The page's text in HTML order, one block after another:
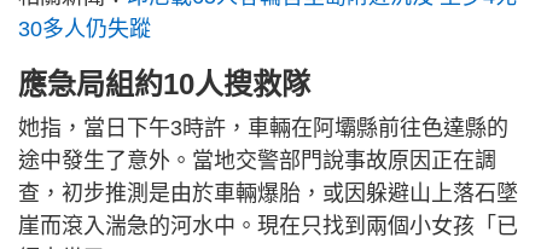
30多人仍失蹤
應急局組約10人搜救隊
她指，當日下午3時許，車輛在阿壩縣前往色達縣的
途中發生了意外。當地交警部門說事故原因正在調
查，初步推測是由於車輛爆胎，或因躲避山上落石墜
崖而滾入湍急的河水中。現在只找到兩個小女孩「已